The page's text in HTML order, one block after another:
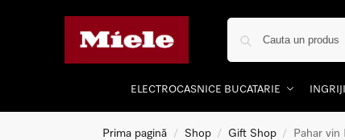
ELECTROCASNICE BUCATARIE
Prima pagină / Shop / Gift Shop / Pahar vin